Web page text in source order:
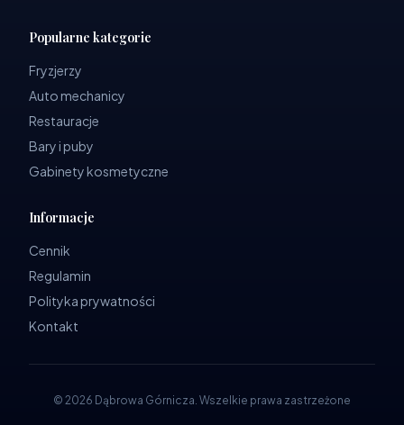
Popularne kategorie
Fryzjerzy
Auto mechanicy
Restauracje
Bary i puby
Gabinety kosmetyczne
Informacje
Cennik
Regulamin
Polityka prywatności
Kontakt
© 2026 Dąbrowa Górnicza. Wszelkie prawa zastrzeżone